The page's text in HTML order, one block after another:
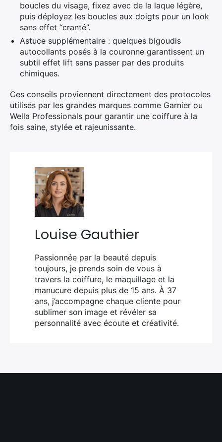
boucles du visage, fixez avec de la laque légère,
puis déployez les boucles aux doigts pour un look
sans effet “cranté”.
Astuce supplémentaire : quelques bigoudis
autocollants posés à la couronne garantissent un
subtil effet lift sans passer par des produits
chimiques.
Ces conseils proviennent directement des protocoles
utilisés par les grandes marques comme Garnier ou
Wella Professionals pour garantir une coiffure à la
fois saine, stylée et rajeunissante.
Louise Gauthier
Passionnée par la beauté depuis
toujours, je prends soin de vous à
travers la coiffure, le maquillage et la
manucure depuis plus de 15 ans. À 37
ans, j’accompagne chaque cliente pour
sublimer son image et révéler sa
personnalité avec écoute et créativité.